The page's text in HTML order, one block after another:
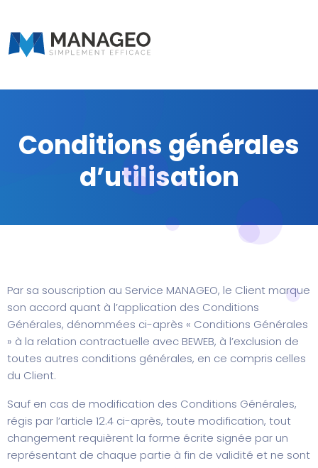
Conditions générales
d’utilisation
Par sa souscription au Service MANAGEO, le Client marque
son accord quant à l’application des Conditions
Générales, dénommées ci-après « Conditions Générales
» à la relation contractuelle avec BEWEB, à l’exclusion de
toutes autres conditions générales, en ce compris celles
du Client.
Sauf en cas de modification des Conditions Générales,
régis par l’article 12.4 ci-après, toute modification, tout
changement requièrent la forme écrite signée par un
représentant de chaque partie à fin de validité et ne sont